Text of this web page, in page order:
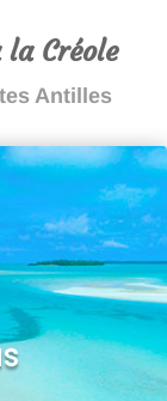
Créole
Antilles